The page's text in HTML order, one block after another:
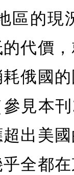
區的現
代價
俄國
見本
出美
全都